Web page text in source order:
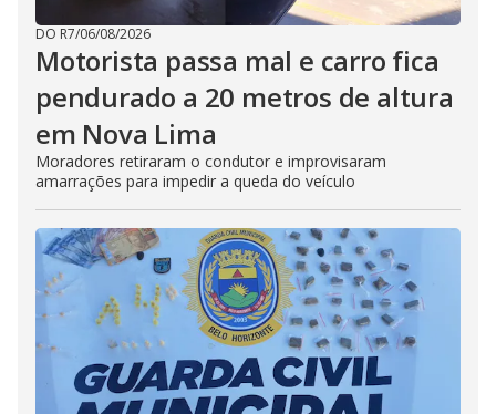
DO R7/06/08/2026
Motorista passa mal e carro fica
pendurado a 20 metros de altura
em Nova Lima
Moradores retiraram o condutor e improvisaram
amarrações para impedir a queda do veículo